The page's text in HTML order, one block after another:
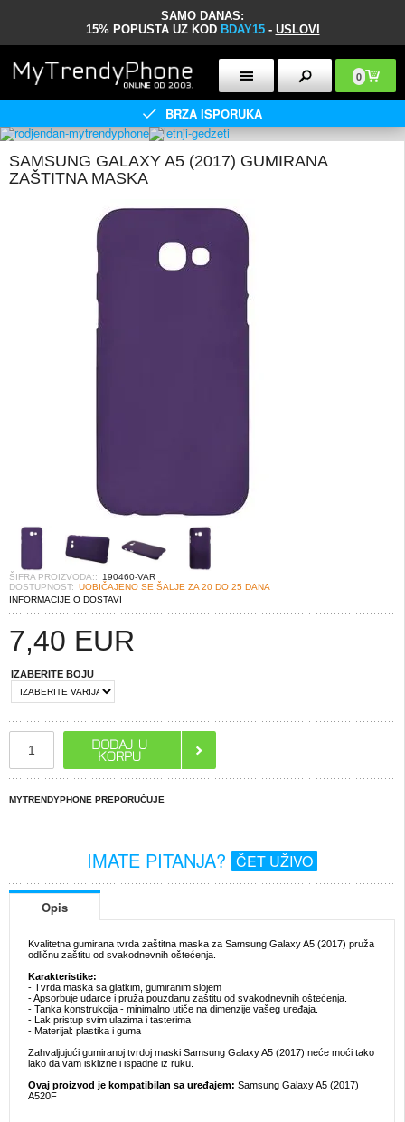
SAMO DANAS:
15% POPUSTA UZ KOD BDAY15 - USLOVI
0
BRZA ISPORUKA
SAMSUNG GALAXY A5 (2017) GUMIRANA
ZAŠTITNA MASKA
ŠIFRA PROIZVODA::
190460-VAR
DOSTUPNOST: UOBIČAJENO SE ŠALJE ZA 20 DO 25 DANA
INFORMACIJE O DOSTAVI
7,40 EUR
IZABERITE BOJU
MYTRENDYPHONE PREPORUČUJE
IMATE PITANJA? ČET UŽIVO
Opis
Kvalitetna gumirana tvrda zaštitna maska za Samsung Galaxy A5 (2017) pruža
odličnu zaštitu od svakodnevnih oštećenja.
Karakteristike:
- Tvrda maska sa glatkim, gumiranim slojem
- Apsorbuje udarce i pruža pouzdanu zaštitu od svakodnevnih oštećenja.
- Tanka konstrukcija - minimalno utiče na dimenzije vašeg uređaja.
- Lak pristup svim ulazima i tasterima
- Materijal: plastika i guma
Zahvaljujući gumiranoj tvrdoj maski Samsung Galaxy A5 (2017) neće moći tako
lako da vam isklizne i ispadne iz ruku.
Ovaj proizvod je kompatibilan sa uređajem: Samsung Galaxy A5 (2017)
A520F